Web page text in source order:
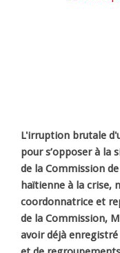
L'irruption brutale
pour s’opposer à la
de la Commission
haïtienne à la crise,
coordonnatrice et
de la Commission,
avoir déjà